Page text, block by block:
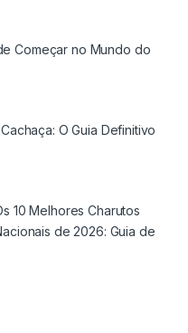
Começar no Mundo do
O Guia Definitivo
10 Melhores Charutos
de 2026: Guia de